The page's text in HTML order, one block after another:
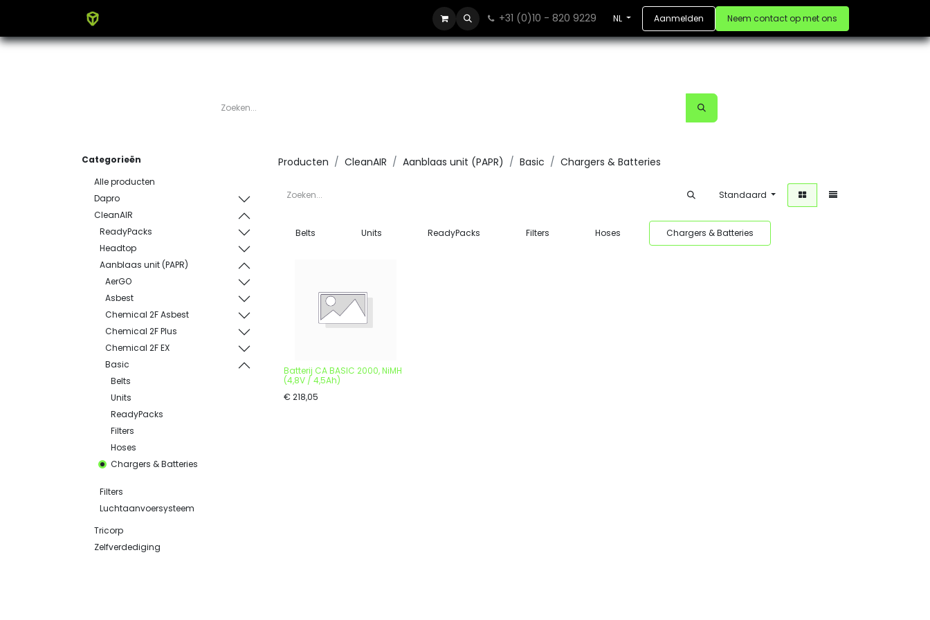
+31 (0)10 - 820 9229 NL Aanmelden Neem contact op met ons
Categorieën
Alle producten
Dapro
CleanAIR
ReadyPacks
Headtop
Aanblaas unit (PAPR)
AerGO
Asbest
Chemical 2F Asbest
Chemical 2F Plus
Chemical 2F EX
Basic
Belts
Units
ReadyPacks
Filters
Hoses
Chargers & Batteries
Filters
Luchtaanvoersysteem
Tricorp
Zelfverdediging
Producten CleanAIR Aanblaas unit (PAPR) Basic Chargers & Batteries
Standaard
Belts Units ReadyPacks Filters Hoses Chargers & Batteries
Batterij CA BASIC 2000, NiMH
(4,8V / 4,5Ah)
€ 218,05